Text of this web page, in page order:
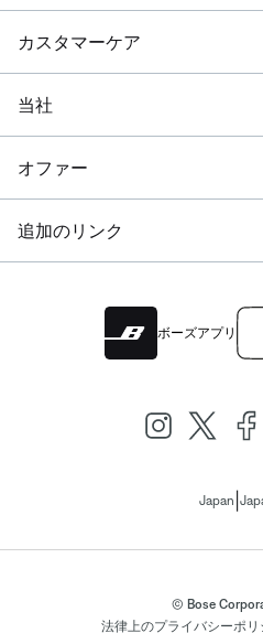
カスタマーケア
当社
オファー
追加のリンク
ボーズアプリ
Japan
© Bose
法律上のプライバシーポリ